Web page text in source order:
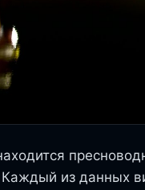
Каждый из данных